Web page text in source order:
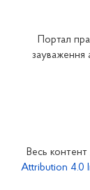
Закарпатське
Запорізьке
Портал
зауваження
Весь контент
Attribution 4.0